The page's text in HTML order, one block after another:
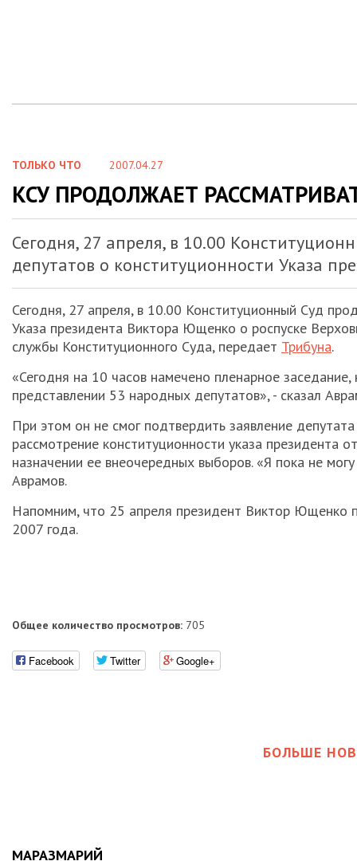
ТОЛЬКО ЧТО 2007.04.27
КСУ ПРОДОЛЖАЕТ
Сегодня, 27 апреля, в 10.00
депутатов о конституционности Указа
Сегодня, 27 апреля, в 10.00 Конституционный Суд
Указа президента Виктора Ющенко о роспуске
службы Конституционного Суда, передает Трибуна.
«Сегодня на 10 часов намечено пленарное
представлении 53 народных депутатов», - сказал
При этом он не смог подтвердить заявление
рассмотрение конституционности указа
назначении ее внеочередных выборов. «Я пока не
Аврамов.
Напомним, что 25 апреля президент Виктор Ющенко
2007 года.
Общее количество просмотров: 705
Facebook Twitter Google+
БОЛЬШЕ
МАРАЗМАРИЙ